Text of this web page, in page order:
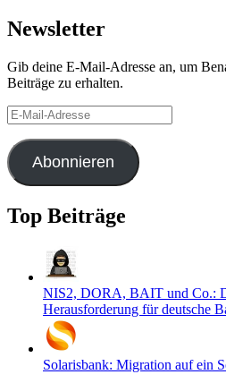
Newsletter
Gib deine E-Mail-Adresse an, um
Beiträge zu erhalten.
E-
Mail-
Adresse
Abonnieren
Top Beiträge
NIS2, DORA, BAIT und Co.:
Herausforderung für deutsche
Solarisbank: Migration auf ein